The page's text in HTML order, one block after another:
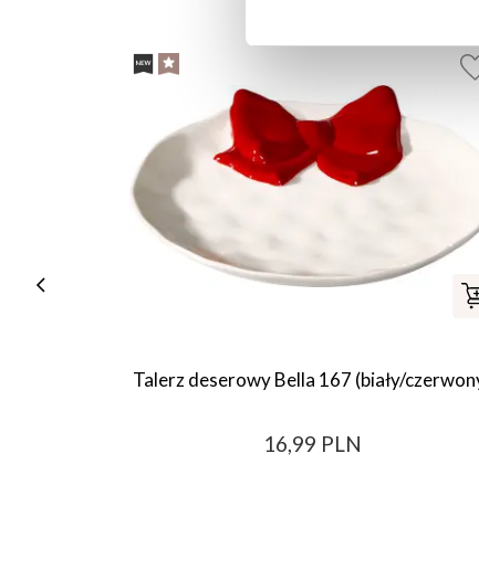
Talerz deserowy Bella 167 (biały/
16,99 PLN